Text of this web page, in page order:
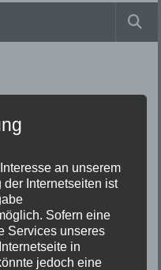
(Fehlalarm)
Elzach 1/44
an unserem
Internetseiten ist
Sofern eine
Services unseres
in
jedoch eine